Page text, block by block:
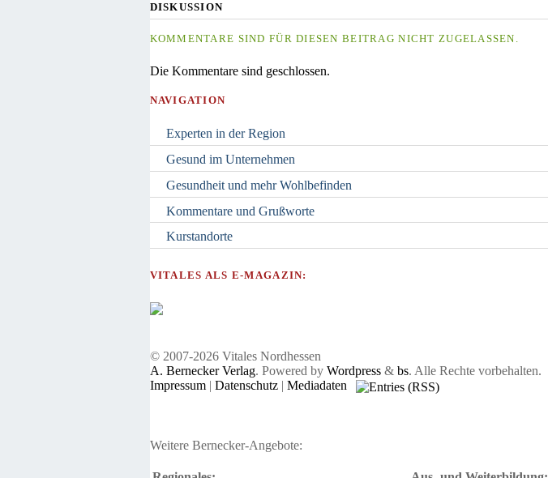
DISKUSSION
KOMMENTARE SIND FÜR DIESEN BEITRAG NICHT ZUGELASSEN.
Die Kommentare sind geschlossen.
NAVIGATION
Experten in der Region
Gesund im Unternehmen
Gesundheit und mehr Wohlbefinden
Kommentare und Grußworte
Kurstandorte
VITALES ALS E-MAGAZIN:
© 2007-2026 Vitales Nordhessen
A. Bernecker Verlag. Powered by Wordpress& bs. Alle Rechte vorbehalten.
Impressum| Datenschutz| Mediadaten
Weitere Bernecker-Angebote: